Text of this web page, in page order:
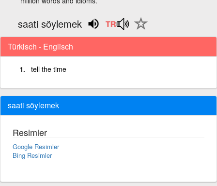
saati söylemek
Türkisch - Englisch
tell the time
saati söylemek
Resimler
Google Resimler
Bing Resimler